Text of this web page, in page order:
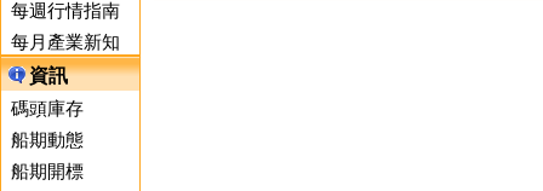
每週行情指南
每月產業新知
資訊
碼頭庫存
船期動態
船期開標